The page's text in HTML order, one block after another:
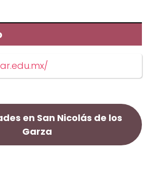
en San Nicolás de los
Garza